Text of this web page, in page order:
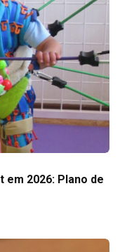
2026: Plano de